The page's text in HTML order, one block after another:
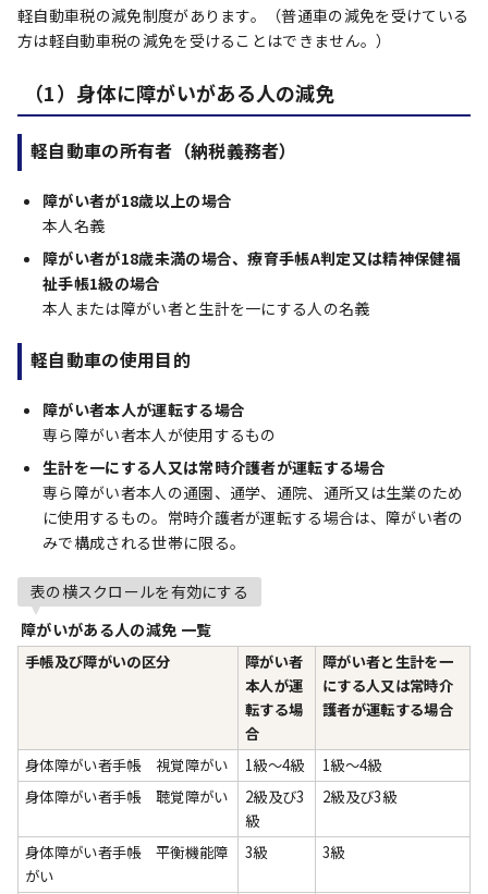
軽自動車税の減免制度があります。（普通車の減免を受けている
方は軽自動車税の減免を受けることはできません。）
（1）身体に障がいがある人の減免
軽自動車の所有者（納税義務者）
障がい者が18歳以上の場合
本人名義
障がい者が18歳未満の場合、療育手帳A判定又は精神保健福
祉手帳1級の場合
本人または障がい者と生計を一にする人の名義
軽自動車の使用目的
障がい者本人が運転する場合
専ら障がい者本人が使用するもの
生計を一にする人又は常時介護者が運転する場合
専ら障がい者本人の通園、通学、通院、通所又は生業のため
に使用するもの。常時介護者が運転する場合は、障がい者の
みで構成される世帯に限る。
表の横スクロールを有効にする
障がいがある人の減免 一覧
手帳及び障がいの区分
障がい者
本人が運
転する場
合
障がい者と生計を一
にする人又は常時介
護者が運転する場合
身体障がい者手帳 視覚障がい 1級～4級
1級～4級
身体障がい者手帳 聴覚障がい
2級及び3
級
2級及び3級
身体障がい者手帳 平衡機能障
がい
3級 3級